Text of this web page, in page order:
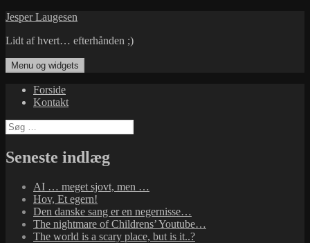
Hop
indhold
Jesper Laugesen
Lidt af hvert… efterhånden ;)
Menu og widgets
Forside
Kontakt
Søg
efter:
Seneste indlæg
AI … meget sjovt, men …
Hov, Et egern!
Den danske sang er en negernisse…
The nightmare of Childrens’ Youtube…
The world is a scary place, but is it..?